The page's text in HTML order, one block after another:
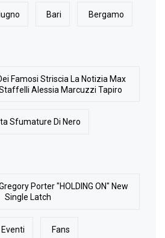
Bari Bergamo
Famosi Striscia La Notizia Max
Alessia Marcuzzi Tapiro
Sfumature Di Nero
Porter "HOLDING ON" New
Single Latch
Eventi Fans